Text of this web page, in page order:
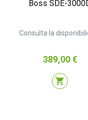
Boss SDE-
Consulta la
Precio
389,00 €
shopping_cart